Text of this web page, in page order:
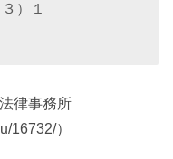
）１
律事務所
16732/）